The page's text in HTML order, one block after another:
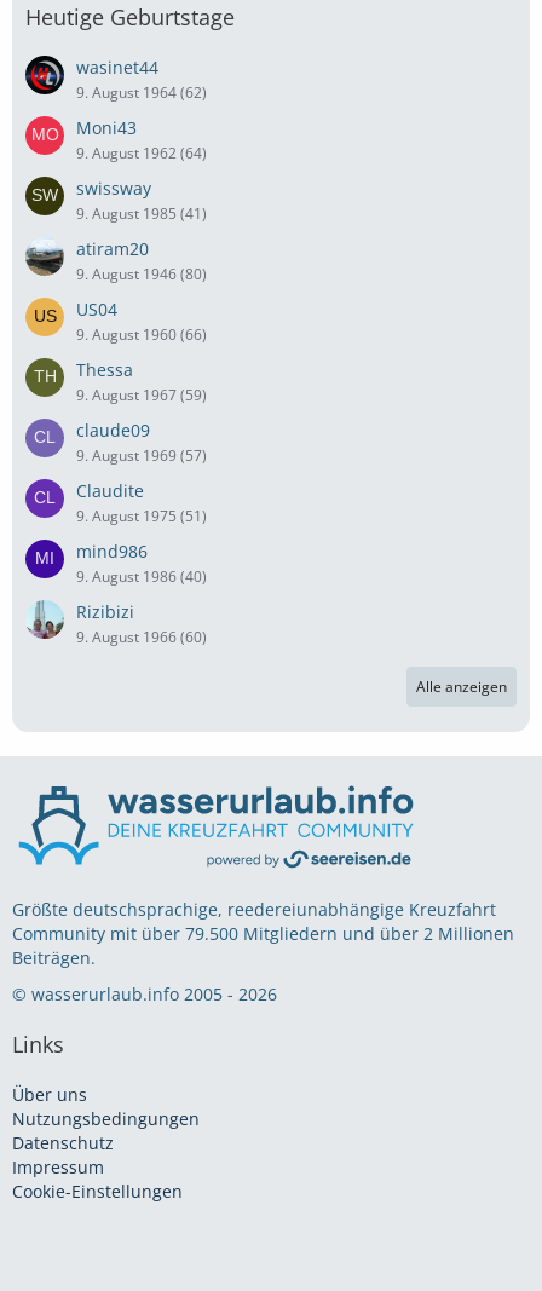
Heutige Geburtstage
wasinet44
9. August 1964 (62)
Moni43
9. August 1962 (64)
swissway
9. August 1985 (41)
atiram20
9. August 1946 (80)
US04
9. August 1960 (66)
Thessa
9. August 1967 (59)
claude09
9. August 1969 (57)
Claudite
9. August 1975 (51)
mind986
9. August 1986 (40)
Rizibizi
9. August 1966 (60)
Alle anzeigen
Größte deutschsprachige, reedereiunabhängige Kreuzfahrt
Community mit über 79.500 Mitgliedern und über 2 Millionen
Beiträgen.
© wasserurlaub.info 2005 - 2026
Links
Über uns
Nutzungsbedingungen
Datenschutz
Impressum
Cookie-Einstellungen